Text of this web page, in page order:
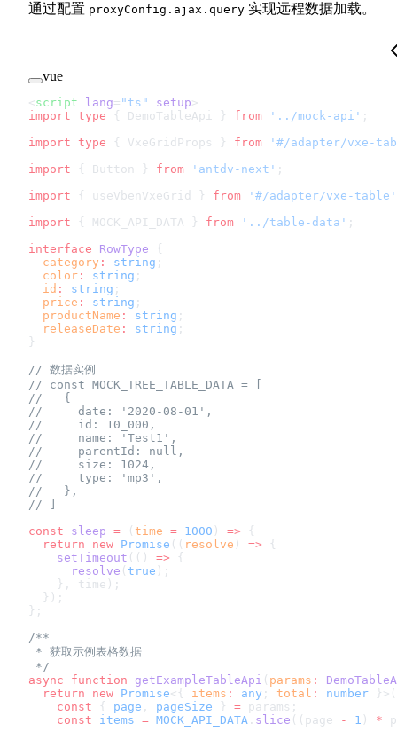
通过配置 proxyConfig.ajax.query 实现远程数据加载。
vue
< script lang= "ts" setup >
import type { DemoTableApi } from '../mock-api' ;
import type { VxeGridProps } from '#/adapter/vxe-
import { Button } from 'antdv-next' ;
import { useVbenVxeGrid } from '#/adapter/vxe-table'
import { MOCK_API_DATA } from '../table-data' ;
interface RowType {
  category
: string ;
  color
: string ;
  id
: string ;
  price
: string ;
  productName
: string ;
  releaseDate
: string ;
}
// 数据实例
// const MOCK_TREE_TABLE_DATA = [
//   {
//     date: '2020-08-01',
//     id: 10_000,
//     name: 'Test1',
//     parentId: null,
//     size: 1024,
//     type: 'mp3',
//   },
// ]
const sleep = ( time = 1000 ) => {
  return
new Promise (( resolve ) => {
    setTimeout
(() => {
      resolve
( true );
    }, time);
  });
};
/**
* 获取示例表格数据
*/
async function getExampleTableApi ( params :
  return
new Promise<{ items : any ; total : number
    const
{ page , pageSize } = params;
    const
items = MOCK_API_DATA . slice ((page - 1 ) *